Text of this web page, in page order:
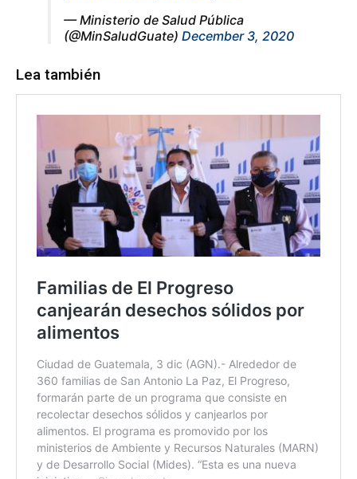
— Ministerio de Salud Pública
(@MinSaludGuate) December 3, 2020
Lea también